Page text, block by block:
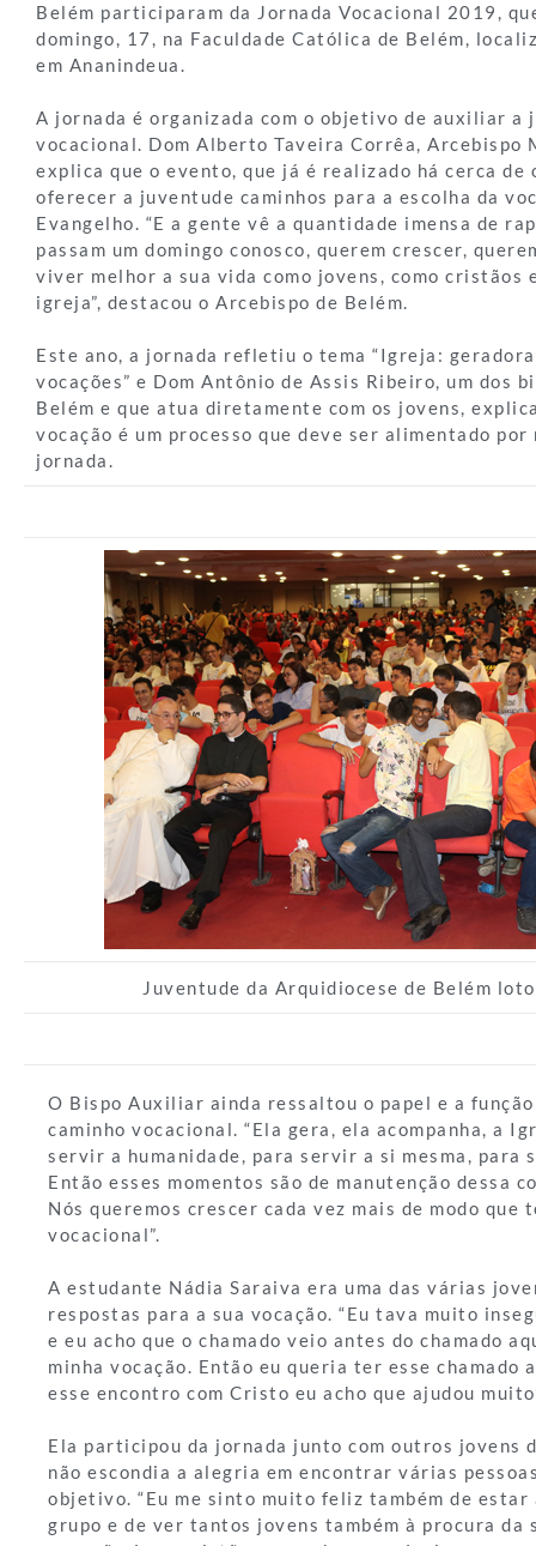
Belém participaram da Jornada Vocacional 2019,
domingo, 17, na Faculdade Católica de Belém,
em Ananindeua.
A jornada é organizada com o objetivo de auxiliar a
vocacional. Dom Alberto Taveira Corrêa, Arcebispo
explica que o evento, que já é realizado há cerca de
oferecer a juventude caminhos para a escolha da
Evangelho. “E a gente vê a quantidade imensa de
passam um domingo conosco, querem crescer,
viver melhor a sua vida como jovens, como cristãos
igreja”, destacou o Arcebispo de Belém.
Este ano, a jornada refletiu o tema “Igreja:
vocações” e Dom Antônio de Assis Ribeiro, um dos
Belém e que atua diretamente com os jovens,
vocação é um processo que deve ser alimentado por
jornada.
Juventude da Arquidiocese de Belém
O Bispo Auxiliar ainda ressaltou o papel e a
caminho vocacional. “Ela gera, ela acompanha, a
servir a humanidade, para servir a si mesma, para
Então esses momentos são de manutenção dessa
Nós queremos crescer cada vez mais de modo que
vocacional”.
A estudante Nádia Saraiva era uma das várias
respostas para a sua vocação. “Eu tava muito
e eu acho que o chamado veio antes do chamado
minha vocação. Então eu queria ter esse chamado
esse encontro com Cristo eu acho que ajudou
Ela participou da jornada junto com outros jovens
não escondia a alegria em encontrar várias
objetivo. “Eu me sinto muito feliz também de estar
grupo e de ver tantos jovens também à procura da